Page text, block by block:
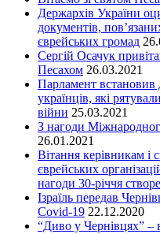
Держархів України
документів,
єврейських громад
Сергій Осачук
Песахом 26.03.2021
Парламент встановив
українців, які
війни 25.03.2021
З нагоди
26.01.2021
Вітання керівникам і
єврейських
нагоди 30-річчя
Ізраїль передав
Covid-19 22.12.2020
“Диво у Чернівцях” –